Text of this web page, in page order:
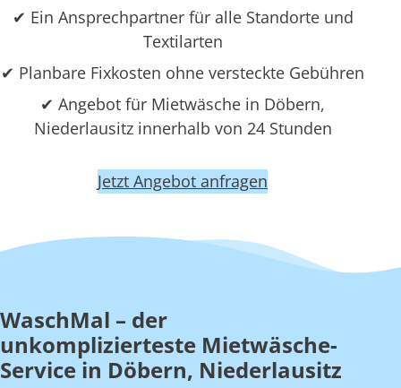
✔ Ein Ansprechpartner für alle Standorte und
Textilarten
✔ Planbare Fixkosten ohne versteckte Gebühren
✔ Angebot für Mietwäsche in Döbern,
Niederlausitz innerhalb von 24 Stunden
Jetzt Angebot anfragen
WaschMal – der
unkomplizierteste Mietwäsche-
Service in Döbern, Niederlausitz